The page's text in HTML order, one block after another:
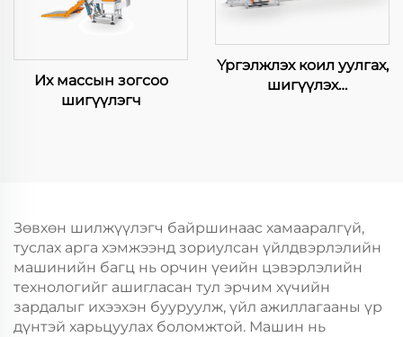
Их массын зогсоо
шигүүлэгч
Үргэлжлэх коил уулгах,
шигүүлэх
Зөвхөн шилжүүлэгч байршинаас хамааралгүй,
туслах арга хэмжээнд зориулсан үйлдвэрлэлийн
машинийн багц нь орчин үеийн цэвэрлэлийн
технологийг ашигласан тул эрчим хүчийн
зардалыг ихээхэн бууруулж, үйл ажиллагааны үр
дүнтэй харьцуулах боломжтой. Машин нь